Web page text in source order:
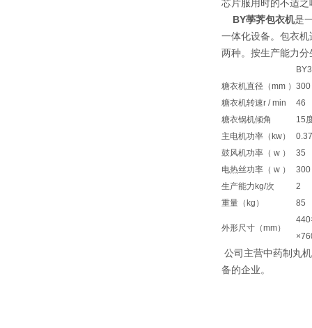
芯片服用时的不适
BY荸荠包衣机是
一体化设备。包衣
两种。按生产能力
糖衣机直径（mm ） 300
糖衣机转速r / min
46
糖衣锅机倾角
15
主电机功率（kw）
0.37
鼓风机功率（ w ）
35
电热丝功率（ w ）
300
生产能力kg/次
2
重量（kg）
85
外形尺寸（mm）
公司主营中药制丸
备的企业。